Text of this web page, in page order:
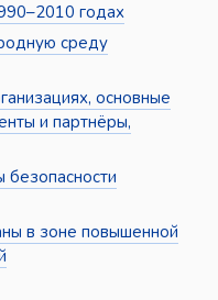
годах
среду
основные
и партнёры,
безопасности
в зоне повышенной